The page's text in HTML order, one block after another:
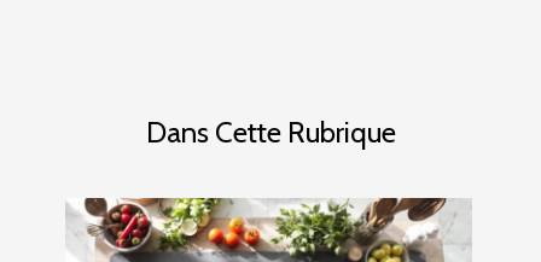
Dans Cette Rubrique